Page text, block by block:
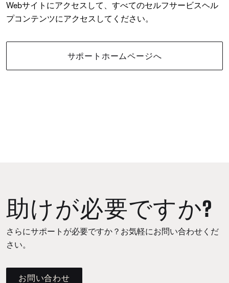
Webサイトにアクセスして、すべてのセルフサービスヘル
プコンテンツにアクセスしてください。
サポートホームページへ
助けが必要ですか?
さらにサポートが必要ですか？お気軽にお問い合わせくだ
さい。
お問い合わせ